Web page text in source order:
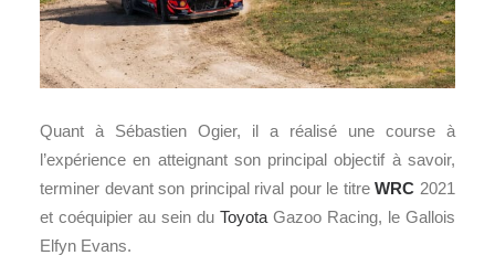
Quant à Sébastien Ogier, il a réalisé une course à
l’expérience en atteignant son principal objectif à savoir,
terminer devant son principal rival pour le titreWRC 2021
et coéquipier au sein du Toyota Gazoo Racing, le Gallois
Elfyn Evans.